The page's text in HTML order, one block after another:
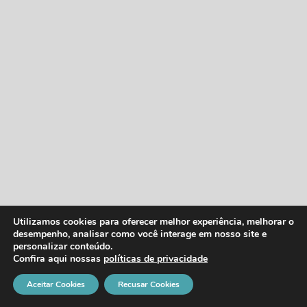
Utilizamos cookies para oferecer melhor experiência, melhorar o
desempenho, analisar como você interage em nosso site e
personalizar conteúdo.
Confira aqui nossas políticas de privacidade
Aceitar Cookies Recusar Cookies